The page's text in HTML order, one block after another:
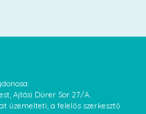
Ajtósi Dürer Sor 27/A.
üzemelteti, a felelős szerkesztő